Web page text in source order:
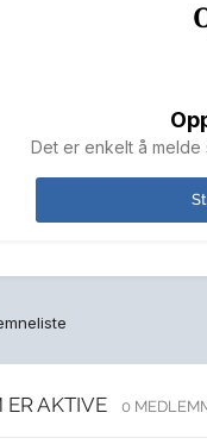
Det er enkelt å
ER AKTIVE 0